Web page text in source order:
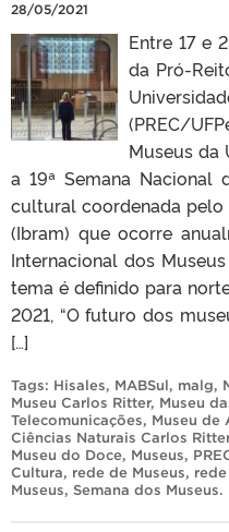
28/05/2021
Entre 17 e
da Pró-
(PREC/
Museus da
a 19ª Semana Nacional
cultural coordenada
(Ibram) que ocorre
Internacional dos
tema é definido para
2021, “O futuro dos
[…]
Tags: Hisales, MABSul, malg,
Museu Carlos Ritter, Museu
Telecomunicações, Museu de
Ciências Naturais Carlos Ritter
Museu do Doce, Museus,
Cultura, rede de Museus,
Museus, Semana dos Museus.